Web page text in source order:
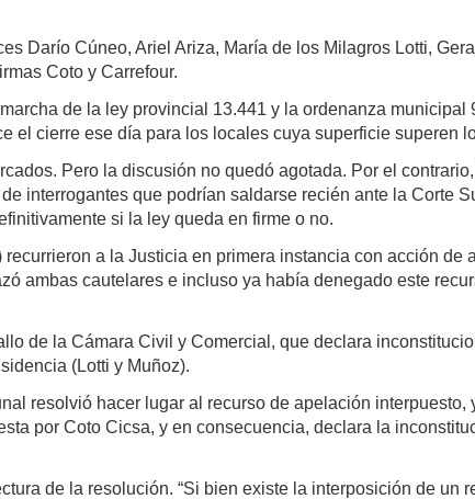
Darío Cúneo, Ariel Ariza, María de los Milagros Lotti,
Coto y Carrefour.
de la ley provincial 13.441 y la ordenanza municipal
cierre ese día para los locales cuya superficie superen
Pero la discusión no quedó agotada. Por el
interrogantes que podrían saldarse recién ante la Corte
si la ley queda en firme o no.
a la Justicia en primera instancia con acción de
ambas cautelares e incluso ya había denegado este
de la Cámara Civil y Comercial, que declara
(Lotti y Muñoz).
resolvió hacer lugar al recurso de apelación interpuesto,
por Coto Cicsa, y en consecuencia, declara la
de la resolución. “Si bien existe la interposición de un